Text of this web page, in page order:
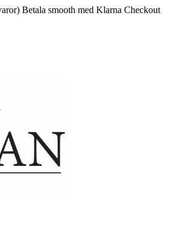
Betala smooth med Klarna Checkout